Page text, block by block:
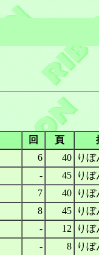
回 頁
6 40 り
- 45 りぼ
7 40 り
8 45 り
- 12 りぼ
- 8 りぼ